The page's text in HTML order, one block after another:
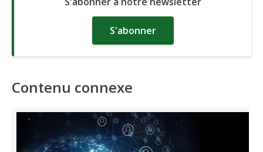
S'abonner
Contenu connexe